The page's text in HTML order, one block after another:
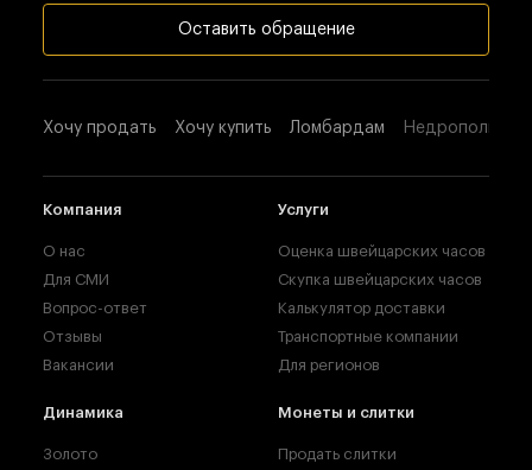
Оставить обращение
Хочу продать Хочу купить Ломбардам
Компания
О нас
Для СМИ
Вопрос-ответ
Отзывы
Вакансии
Услуги
Оценка швейцарских часов
Скупка швейцарских часов
Калькулятор доставки
Транспортные компании
Для регионов
Динамика
Золото
Монеты и слитки
Продать слитки